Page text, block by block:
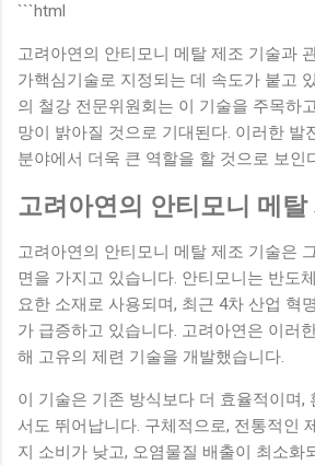
```html
고려아연의 안티모니 메탈 제조 기술과
가핵심기술로 지정되는 데 속도가 붙고
의 철강 전문위원회는 이 기술을 주목하
망이 밝아질 것으로 기대된다. 이러한 발
분야에서 더욱 큰 역할을 할 것으로 보인
고려아연의 안티모니 메탈
고려아연의 안티모니 메탈 제조 기술은
면을 가지고 있습니다. 안티모니는 반도
요한 소재로 사용되며, 최근 4차 산업 혁
가 급증하고 있습니다. 고려아연은 이러
해 고유의 제련 기술을 개발했습니다.
이 기술은 기존 방식보다 더 효율적이며,
서도 뛰어납니다. 구체적으로, 전통적인
지 소비가 낮고, 오염물질 배출이 최소화